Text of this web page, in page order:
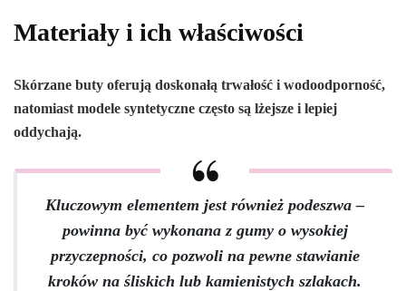
Materiały i ich właściwości
Skórzane buty oferują doskonałą trwałość i wodoodporność,
natomiast modele syntetyczne często są lżejsze i lepiej
oddychają.
Kluczowym elementem jest również podeszwa –
powinna być wykonana z gumy o wysokiej
przyczepności, co pozwoli na pewne stawianie
kroków na śliskich lub kamienistych szlakach.